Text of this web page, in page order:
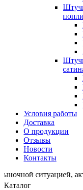
Условия работы
Доставка
О продукции
Отзывы
Новости
Контакты
ситуацией,
Каталог